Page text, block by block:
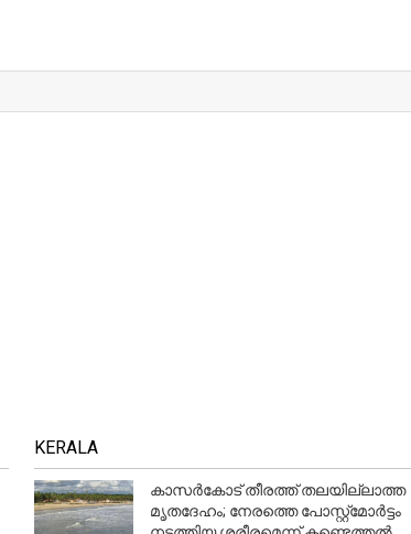
KERALA
കാസർകോട് തീരത്ത് തലയില്ലാത്ത
മൃതദേഹം; നേരത്തെ പോസ്റ്റ്‌മോർട്ടം